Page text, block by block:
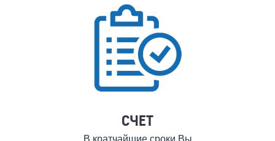
СЧЕТ
В кратчайшие сроки Вы